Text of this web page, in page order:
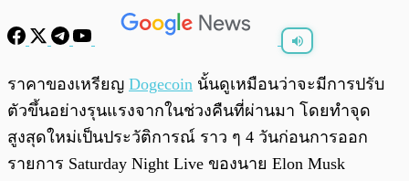
พร้อมเล่น 0:00
ราคาของเหรียญ Dogecoin นั้นดูเหมือนว่าจะมีการปรับ
ตัวขึ้นอย่างรุนแรงจากในช่วงคืนที่ผ่านมา โดยทำจุด
สูงสุดใหม่เป็นประวัติการณ์ ราว ๆ 4 วันก่อนการออก
รายการ Saturday Night Live ของนาย Elon Musk